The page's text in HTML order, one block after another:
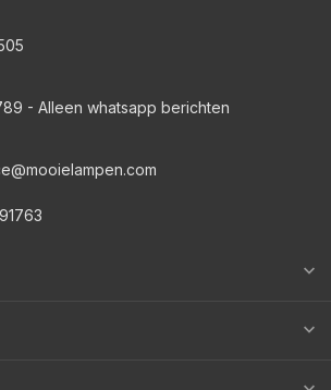
- Alleen whatsapp berichten